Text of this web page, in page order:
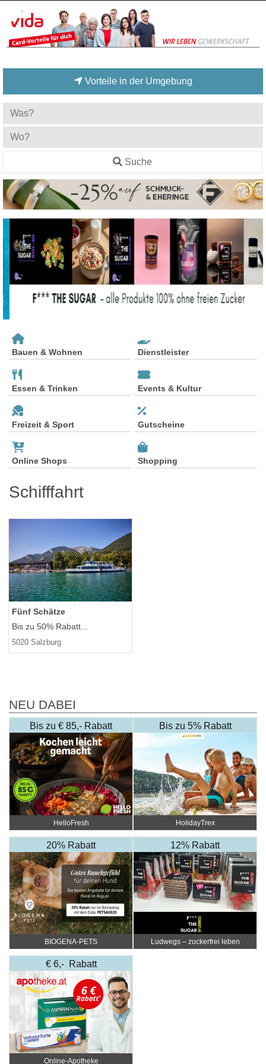
Vorteile in der Umgebung
Suche
Bauen & Wohnen Dienstleister
Essen & Trinken Events & Kultur
Freizeit & Sport Gutscheine
Online Shops Shopping
Schifffahrt
Fünf Schätze
Bis zu 50% Rabatt...
5020 Salzburg
NEU DABEI
Bis zu € 85,- Rabatt
HelloFresh
Bis zu 5% Rabatt
HolidayTrex
20% Rabatt
BIOGENA-PETS
12% Rabatt
Ludwegs – zuckerfrei leben
€ 6,- Rabatt
Online‑Apotheke